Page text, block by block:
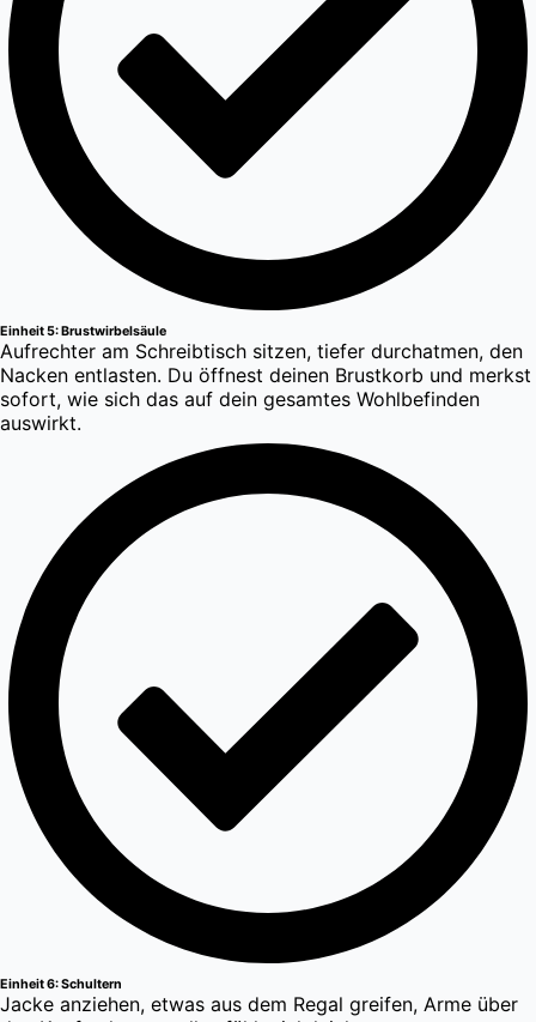
Einheit 5: Brustwirbelsäule
Aufrechter am Schreibtisch sitzen, tiefer durchatmen, den
Nacken entlasten. Du öffnest deinen Brustkorb und merkst
sofort, wie sich das auf dein gesamtes Wohlbefinden
auswirkt.
Einheit 6: Schultern
Jacke anziehen, etwas aus dem Regal greifen, Arme über